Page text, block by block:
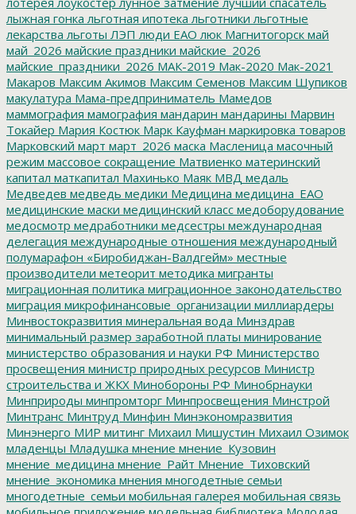
лыжная гонка льготная ипотека льготники льготные
лекарства льготы ЛЭП люди ЕАО люк Магнитогорск май
май_2026 майские праздники майские_2026
майские_праздники_2026 МАК-2019 Мак-2020 Мак-2021
Макаров Максим Акимов Максим Семенов Максим Шупиков
макулатура Мама-предприниматель Мамедов
маммография мамография мандарин мандарины Марвин
Токайер Мария Костюк Марк Кауфман маркировка товаров
Марковский март март_2026 маска Масленица масочный
режим массовое сокращение Матвиенко материнский
капитал маткапитал Махинько Маяк МВД медаль
Медведев медведь медики Медицина медицина_ЕАО
медицинские маски медицинский класс медоборудование
медосмотр медработники медсестры международная
делегация международные отношения международный
полумарафон «Биробиджан-Валдгейм» местные
производители метеорит методика мигранты
миграционная политика миграционное законодательство
миграция микрофинансовые_организации миллиардеры
Минвостокразвития минеральная вода Минздрав
минимальный размер заработной платы минирование
министерство образования и науки РФ Министерство
просвещения министр природных ресурсов Министр
строительства и ЖКХ Минобороны РФ Минобрнауки
Минприроды минпромторг Минпросвещения Минстрой
Минтранс Минтруд Минфин Минэкономразвития
Минэнерго МИР митинг Михаил Мишустин Михаил Озимок
младенцы Младушка мнение мнение_Кузовин
мнение_медицина мнение_Райт Мнение_Тиховский
мнение_экономика мнения многодетные семьи
многодетные_семьи мобильная галерея мобильная связь